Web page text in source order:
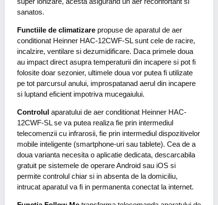
sanatos.
Functiile de climatizare propuse de aparatul de aer
conditionat Heinner HAC-12CWF-SL sunt cele de racire,
incalzire, ventilare si dezumidificare. Daca primele doua
au impact direct asupra temperaturii din incapere si pot fi
folosite doar sezonier, ultimele doua vor putea fi utilizate
pe tot parcursul anului, improspatanad aerul din incapere
si luptand eficient impotriva mucegaiului.
Controlul aparatului de aer conditionat Heinner HAC-
12CWF-SL se va putea realiza fie prin intermediul
telecomenzii cu infrarosii, fie prin intermediul dispozitivelor
mobile inteligente (smartphone-uri sau tablete). Cea de a
doua varianta necesita o aplicatie dedicata, descarcabila
gratuit pe sistemele de operare Android sau iOS si
permite controlul chiar si in absenta de la domiciliu,
intrucat aparatul va fi in permanenta conectat la internet.